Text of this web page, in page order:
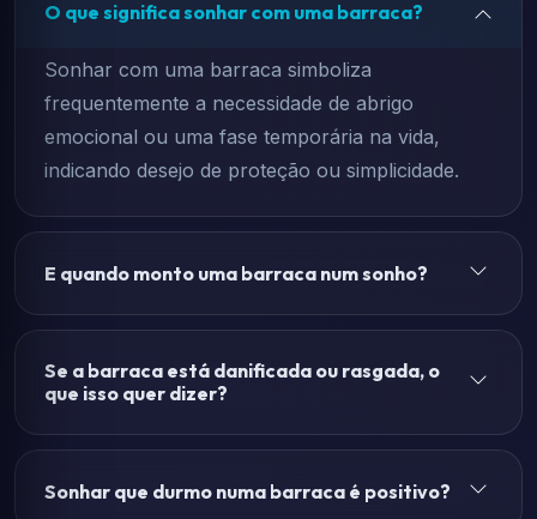
O que significa sonhar com uma barraca?
Sonhar com uma barraca simboliza
frequentemente a necessidade de abrigo
emocional ou uma fase temporária na vida,
indicando desejo de proteção ou simplicidade.
E quando monto uma barraca num sonho?
Se a barraca está danificada ou rasgada, o
que isso quer dizer?
Sonhar que durmo numa barraca é positivo?